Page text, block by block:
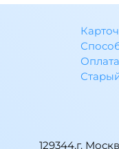
129344,г.